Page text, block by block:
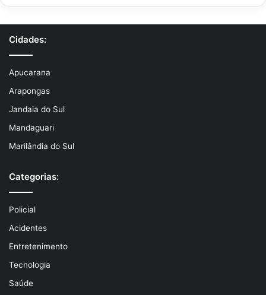
Cidades:
Apucarana
Arapongas
Jandaia do Sul
Mandaguari
Marilândia do Sul
Categorias:
Policial
Acidentes
Entretenimento
Tecnologia
Saúde